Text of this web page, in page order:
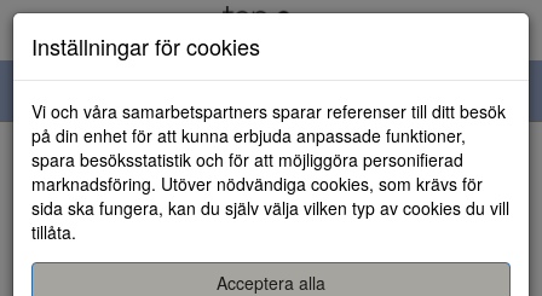
navigation
HEM
Inställningar för cookies
Vi och våra samarbetspartners sparar referenser till ditt besök
på din enhet för att kunna erbjuda anpassade funktioner,
spara besöksstatistik och för att möjliggöra personifierad
marknadsföring. Utöver nödvändiga cookies, som krävs för
sida ska fungera, kan du själv välja vilken typ av cookies du vill
tillåta.
Acceptera alla